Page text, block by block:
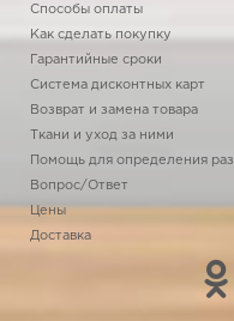
Способы оплаты
Как сделать покупку
Гарантийные сроки
Система дисконтных карт
Возврат и замена товара
Ткани и уход за ними
Помощь для определения
Вопрос/Ответ
Цены
Доставка